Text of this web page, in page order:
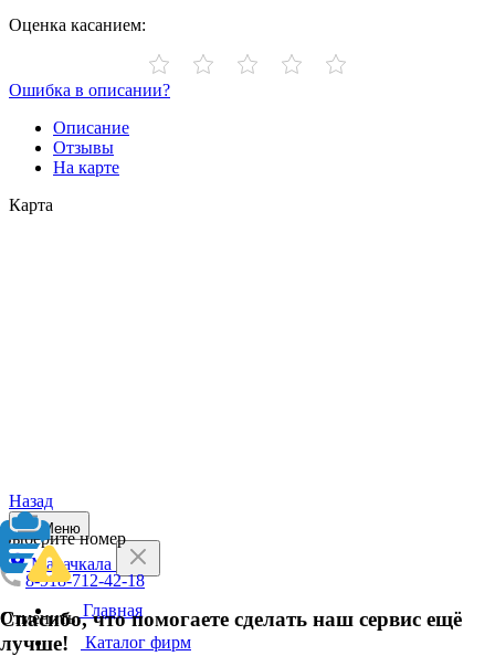
Оценка касанием:
Ошибка в описании?
Описание
Отзывы
На карте
Карта
Назад
Выберите номер
8-918-712-42-18
Отменить
Спасибо, что помогаете сделать наш сервис ещё
лучше!
Меню
Махачкала
Главная
Каталог фирм